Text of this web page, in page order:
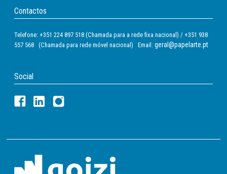
Contactos
Telefone: +351 224 897 518 (Chamada para a rede fixa nacional) / +351 938
557 568 (Chamada para rede móvel nacional) Email: geral@papelarte.pt
Social